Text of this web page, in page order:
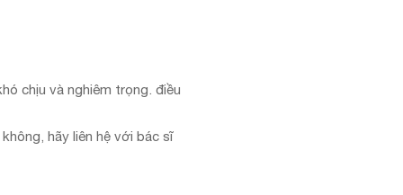
chịu và nghiêm trọng. điều
hãy liên hệ với bác sĩ